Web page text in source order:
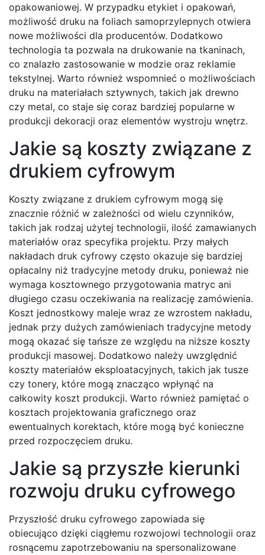
opakowaniowej. W przypadku etykiet i opakowań,
możliwość druku na foliach samoprzylepnych otwiera
nowe możliwości dla producentów. Dodatkowo
technologia ta pozwala na drukowanie na tkaninach,
co znalazło zastosowanie w modzie oraz reklamie
tekstylnej. Warto również wspomnieć o możliwościach
druku na materiałach sztywnych, takich jak drewno
czy metal, co staje się coraz bardziej popularne w
produkcji dekoracji oraz elementów wystroju wnętrz.
Jakie są koszty związane z
drukiem cyfrowym
Koszty związane z drukiem cyfrowym mogą się
znacznie różnić w zależności od wielu czynników,
takich jak rodzaj użytej technologii, ilość zamawianych
materiałów oraz specyfika projektu. Przy małych
nakładach druk cyfrowy często okazuje się bardziej
opłacalny niż tradycyjne metody druku, ponieważ nie
wymaga kosztownego przygotowania matryc ani
długiego czasu oczekiwania na realizację zamówienia.
Koszt jednostkowy maleje wraz ze wzrostem nakładu,
jednak przy dużych zamówieniach tradycyjne metody
mogą okazać się tańsze ze względu na niższe koszty
produkcji masowej. Dodatkowo należy uwzględnić
koszty materiałów eksploatacyjnych, takich jak tusze
czy tonery, które mogą znacząco wpłynąć na
całkowity koszt produkcji. Warto również pamiętać o
kosztach projektowania graficznego oraz
ewentualnych korektach, które mogą być konieczne
przed rozpoczęciem druku.
Jakie są przyszłe kierunki
rozwoju druku cyfrowego
Przyszłość druku cyfrowego zapowiada się
obiecująco dzięki ciągłemu rozwojowi technologii oraz
rosnącemu zapotrzebowaniu na spersonalizowane